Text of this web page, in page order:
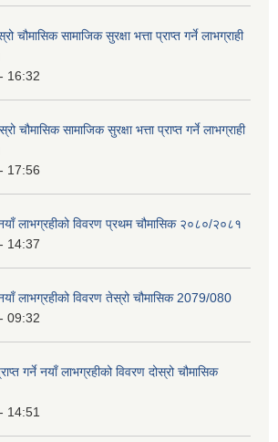
सामाजिक सुरक्षा भत्ता प्राप्त गर्ने लाभग्राही
16:32
सामाजिक सुरक्षा भत्ता प्राप्त गर्ने लाभग्राही
17:56
नयाँ लाभग्रहीको विवरण प्रथम चौमासिक २०८०/२०८१
14:37
नयाँ लाभग्रहीको विवरण तेस्रो चौमासिक 2079/080
09:32
गर्ने नयाँ लाभग्रहीको विवरण दोस्रो चौमासिक
14:51